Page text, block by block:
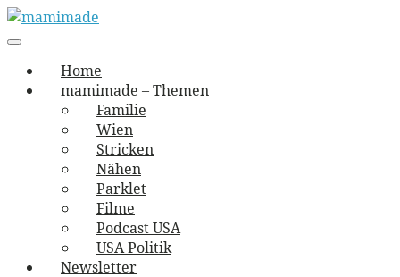
Skip
to
mamimade
vernäht und zugetextet
navigation
Menu
Home
mamimade – Themen
Familie
Wien
Stricken
Nähen
Parklet
Filme
Podcast USA
USA Politik
Newsletter